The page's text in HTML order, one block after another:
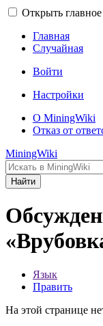
Открыть
Главная
Случайная
Войти
Настройки
О MiningWiki
Отказ от
MiningWiki
Найти
Язык
Править
На этой странице